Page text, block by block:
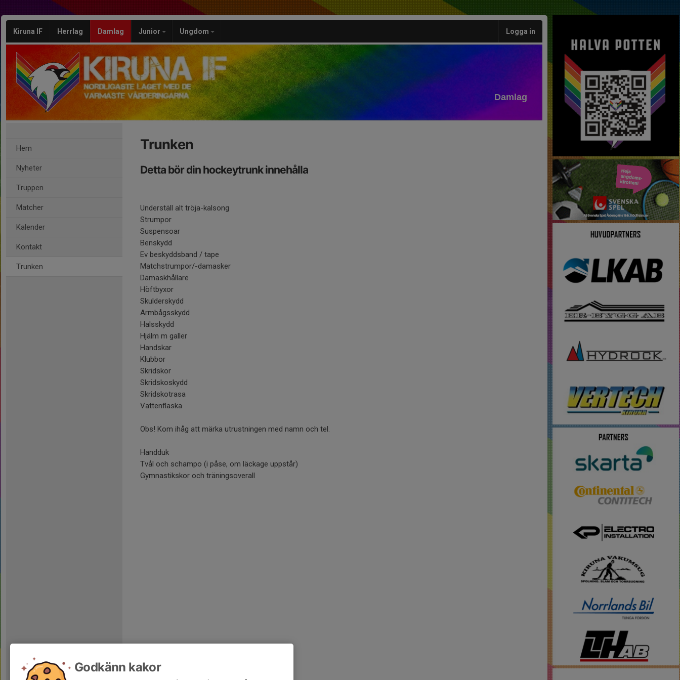
Kiruna IF Herrlag Damlag Junior Ungdom Logga in
Damlag
Hem
Nyheter
Truppen
Matcher
Kalender
Kontakt
Trunken
Trunken
Detta bör din hockeytrunk innehålla
Underställ alt tröja-kalsong
Strumpor
Suspensoar
Benskydd
Ev beskyddsband / tape
Matchstrumpor/-damasker
Damaskhållare
Höftbyxor
Skulderskydd
Armbågsskydd
Halsskydd
Hjälm m galler
Handskar
Klubbor
Skridskor
Skridskoskydd
Skridskotrasa
Vattenflaska
Obs! Kom ihåg att märka utrustningen med namn och tel.
Handduk
Tvål och schampo (i påse, om läckage uppstår)
Gymnastikskor och träningsoverall
Godkänn kakor